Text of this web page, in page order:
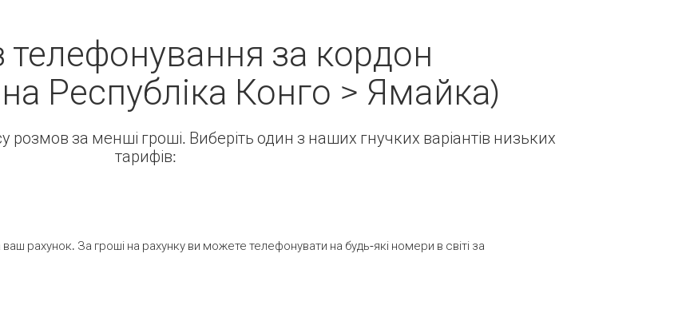
телефонування за кордон
Республіка Конго > Ямайка)
розмов за менші гроші. Виберіть один з наших гнучких варіантів низьких
тарифів:
рахунок. За гроші на рахунку ви можете телефонувати на будь-які номери в світі за